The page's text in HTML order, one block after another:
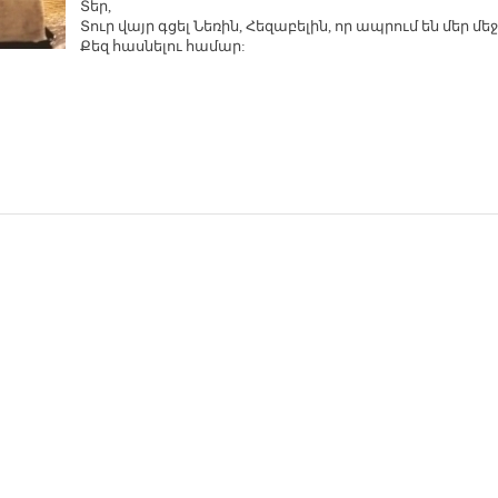
Տեր,
Տուր վայր գցել Նե­ռին, Հե­զա­բե­լին, որ ապ­րում են մեր
Քեզ հաս­նե­լու հա­մար: